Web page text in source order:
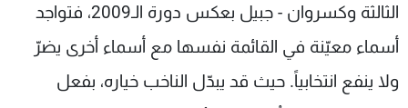
الثالثة وكسروان - جبيل بعكس دورة الـ2009، فتواجد
أسماء معيّنة في القائمة نفسها مع أسماء أخرى يضرّ
ولا ينفع انتخابياً. حيث قد يبدّل الناخب خياره، بفعل